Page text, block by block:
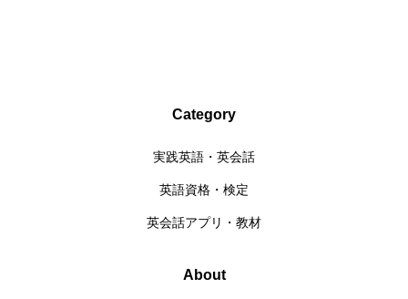
Category
実践英語・英会話
英語資格・検定
英会話アプリ・教材
About